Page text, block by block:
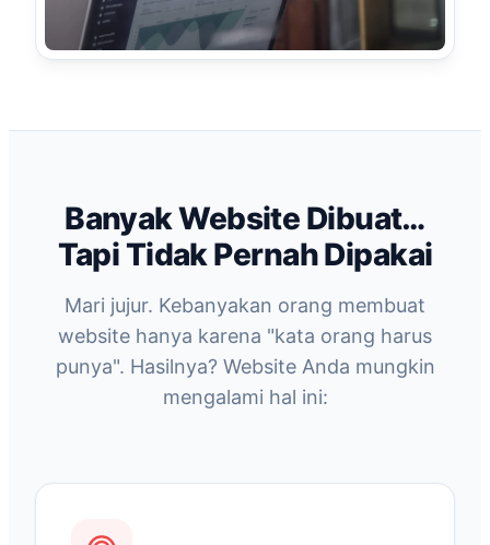
Banyak Website Dibuat…
Tapi Tidak Pernah Dipakai
Mari jujur. Kebanyakan orang membuat
website hanya karena "kata orang harus
punya". Hasilnya? Website Anda mungkin
mengalami hal ini: